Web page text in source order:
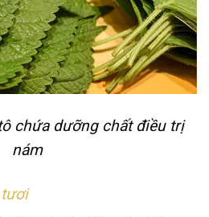
chứa dưỡng chất điều trị
nám